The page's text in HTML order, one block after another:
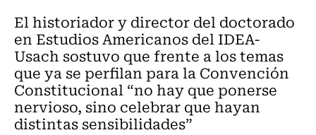
El historiador y director del doctorado
en Estudios Americanos del IDEA-
Usach sostuvo que frente a los temas
que ya se perfilan para la Convención
Constitucional “no hay que ponerse
nervioso, sino celebrar que hayan
distintas sensibilidades”